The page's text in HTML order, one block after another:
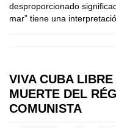
desproporcionado
mar” tiene una
VIVA CUBA
MUERTE DEL
COMUNISTA